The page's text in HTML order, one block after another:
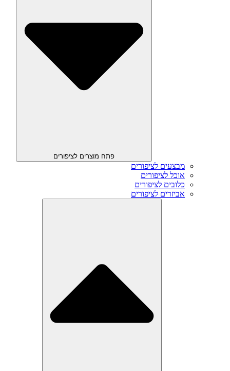
פתח מוצרים לציפורים
מבצעים לציפורים
אוכל לציפורים
כלובים לציפורים
אביזרים לציפורים